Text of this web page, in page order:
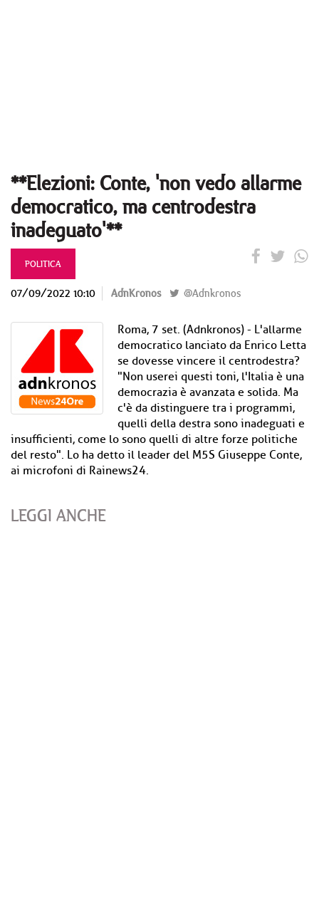
**Elezioni: Conte, 'non vedo allarme
democratico, ma centrodestra
inadeguato'**
POLITICA
07/09/2022 10:10 AdnKronos @Adnkronos
Roma, 7 set. (Adnkronos) - L'allarme
democratico lanciato da Enrico Letta
se dovesse vincere il centrodestra?
"Non userei questi toni, l'Italia è una
democrazia è avanzata e solida. Ma
c'è da distinguere tra i programmi,
quelli della destra sono inadeguati e
insufficienti, come lo sono quelli di altre forze politiche
del resto". Lo ha detto il leader del M5S Giuseppe Conte,
ai microfoni di Rainews24.
LEGGI ANCHE